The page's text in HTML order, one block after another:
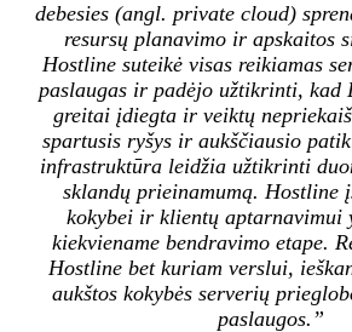
debesies (angl. private cloud)
resursų planavimo ir apskaitos
Hostline suteikė visas reikiamas
paslaugas ir padėjo užtikrinti, kad
greitai įdiegta ir veiktų
spartusis ryšys ir aukščiausio
infrastruktūra leidžia užtikrinti
sklandų prieinamumą. Hostline
kokybei ir klientų aptarnavimui
kiekviename bendravimo etape.
Hostline bet kuriam verslui,
aukštos kokybės serverių
paslaugos.”